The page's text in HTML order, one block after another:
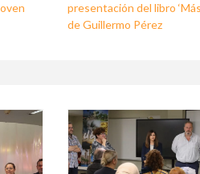
presentación del libro
de Guillermo Pérez